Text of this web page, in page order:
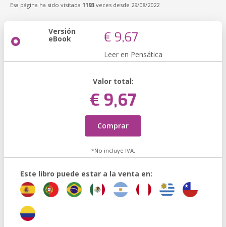
Esa página ha sido visitada 1193 veces desde 29/08/2022
Versión
eBook € 9,67
Leer en Pensática
Valor total:
€ 9,67
Comprar
*No incluye IVA.
Este libro puede estar a la venta en: